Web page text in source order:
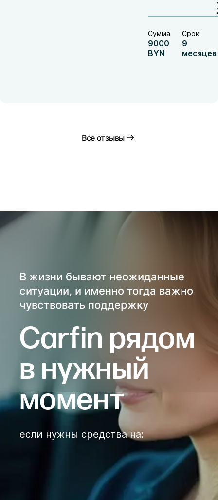
Сумма
9000
BYN
Срок
9
месяцев
Все отзывы
В жизни бывают неожиданные
ситуации, и именно тогда важно
чувствовать поддержку
Сarfin рядом
в нужный
момент
если нужны средства на: